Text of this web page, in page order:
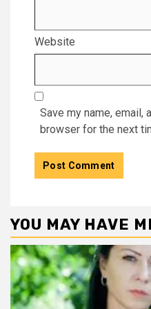
Website
Save my name, email,
browser for the next
YOU MAY HAVE